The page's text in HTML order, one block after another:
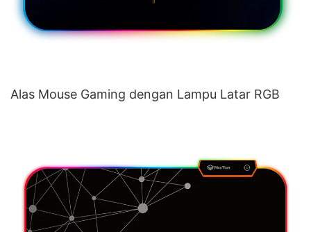
Alas Mouse Gaming dengan Lampu Latar RGB